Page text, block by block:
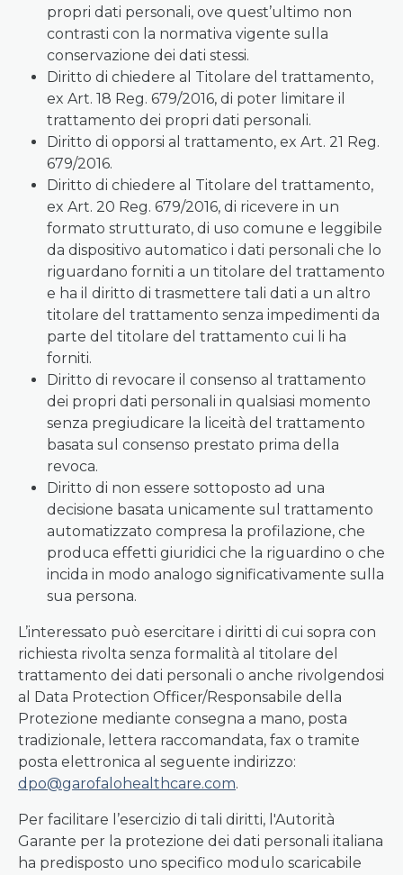
propri dati personali, ove quest’ultimo non
contrasti con la normativa vigente sulla
conservazione dei dati stessi.
Diritto di chiedere al Titolare del trattamento,
ex Art. 18 Reg. 679/2016, di poter limitare il
trattamento dei propri dati personali.
Diritto di opporsi al trattamento, ex Art. 21 Reg.
679/2016.
Diritto di chiedere al Titolare del trattamento,
ex Art. 20 Reg. 679/2016, di ricevere in un
formato strutturato, di uso comune e leggibile
da dispositivo automatico i dati personali che lo
riguardano forniti a un titolare del trattamento
e ha il diritto di trasmettere tali dati a un altro
titolare del trattamento senza impedimenti da
parte del titolare del trattamento cui li ha
forniti.
Diritto di revocare il consenso al trattamento
dei propri dati personali in qualsiasi momento
senza pregiudicare la liceità del trattamento
basata sul consenso prestato prima della
revoca.
Diritto di non essere sottoposto ad una
decisione basata unicamente sul trattamento
automatizzato compresa la profilazione, che
produca effetti giuridici che la riguardino o che
incida in modo analogo significativamente sulla
sua persona.
L’interessato può esercitare i diritti di cui sopra con
richiesta rivolta senza formalità al titolare del
trattamento dei dati personali o anche rivolgendosi
al Data Protection Officer/Responsabile della
Protezione mediante consegna a mano, posta
tradizionale, lettera raccomandata, fax o tramite
posta elettronica al seguente indirizzo:
dpo@garofalohealthcare.com.
Per facilitare l’esercizio di tali diritti, l'Autorità
Garante per la protezione dei dati personali italiana
ha predisposto uno specifico modulo scaricabile